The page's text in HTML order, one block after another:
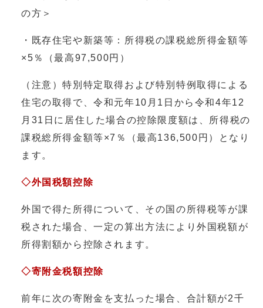
の方＞
・既存住宅や新築等：所得税の課税総所得金額等
×5％（最高97,500円）
（注意）特別特定取得および特別特例取得による
住宅の取得で、令和元年10月1日から令和4年12
月31日に居住した場合の控除限度額は、所得税の
課税総所得金額等×7％（最高136,500円）となり
ます。
◇外国税額控除
外国で得た所得について、その国の所得税等が課
税された場合、一定の算出方法により外国税額が
所得割額から控除されます。
◇寄附金税額控除
前年に次の寄附金を支払った場合、合計額が2千